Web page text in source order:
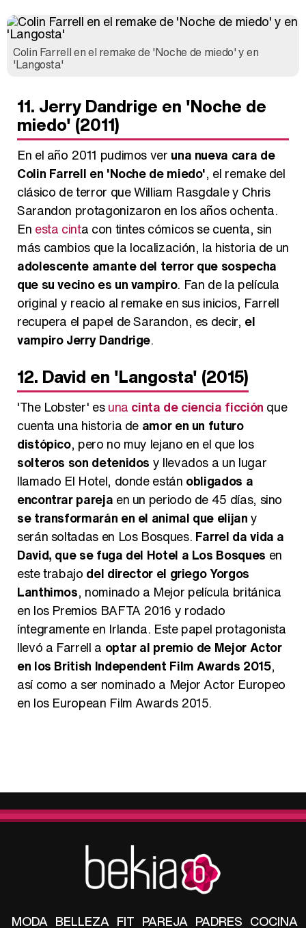
Colin Farrell en el remake de 'Noche de miedo' y en
'Langosta'
11. Jerry Dandrige en 'Noche de
miedo' (2011)
En el año 2011 pudimos ver una nueva cara de
Colin Farrell en 'Noche de miedo', el remake del
clásico de terror que William Rasgdale y Chris
Sarandon protagonizaron en los años ochenta.
En esta cinta con tintes cómicos se cuenta, sin
más cambios que la localización, la historia de un
adolescente amante del terror que sospecha
que su vecino es un vampiro. Fan de la película
original y reacio al remake en sus inicios, Farrell
recupera el papel de Sarandon, es decir, el
vampiro Jerry Dandrige.
12. David en 'Langosta' (2015)
'The Lobster' esuna cinta de ciencia ficción que
cuenta una historia de amor en un futuro
distópico, pero no muy lejano en el que los
solteros son detenidos y llevados a un lugar
llamado El Hotel, donde están obligados a
encontrar pareja en un periodo de 45 días, sino
se transformarán en el animal que elijany
serán soltadas en Los Bosques. Farrel da vida a
David, que se fuga del Hotel a Los Bosques en
este trabajo del director el griego Yorgos
Lanthimos, nominado a Mejor película británica
en los Premios BAFTA 2016 y rodado
íntegramente en Irlanda. Este papel protagonista
llevó a Farrell a optar al premio de Mejor Actor
en los British Independent Film Awards 2015,
así como a ser nominado a Mejor Actor Europeo
en los European Film Awards 2015.
MODA BELLEZA FIT PAREJA PADRES COCINA